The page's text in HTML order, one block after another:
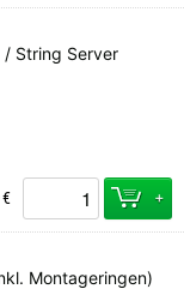
String Server
€ +
Montageringen)